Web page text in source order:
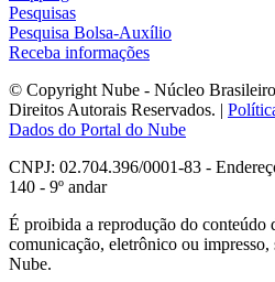
Pesquisas
Pesquisa Bolsa-Auxílio
Receba informações
© Copyright Nube - Núcleo
Direitos Autorais Reservados. |
Dados do Portal do Nube
CNPJ: 02.704.396/0001-83 -
140 - 9º andar
É proibida a reprodução do conteúdo
comunicação, eletrônico ou impresso,
Nube.